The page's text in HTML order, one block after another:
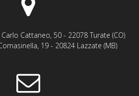
Carlo Cattaneo, 50 - 22078 Turate (CO)
19 - 20824 Lazzate (MB)